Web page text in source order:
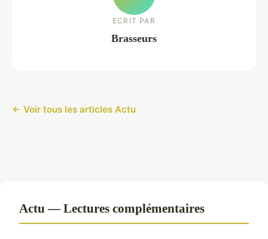
ECRIT PAR
Brasseurs
← Voir tous les articles Actu
Actu — Lectures complémentaires